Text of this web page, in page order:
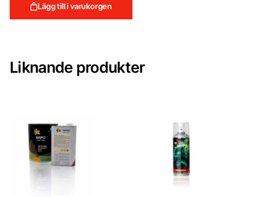
Lägg till i varukorgen
Liknande produkter